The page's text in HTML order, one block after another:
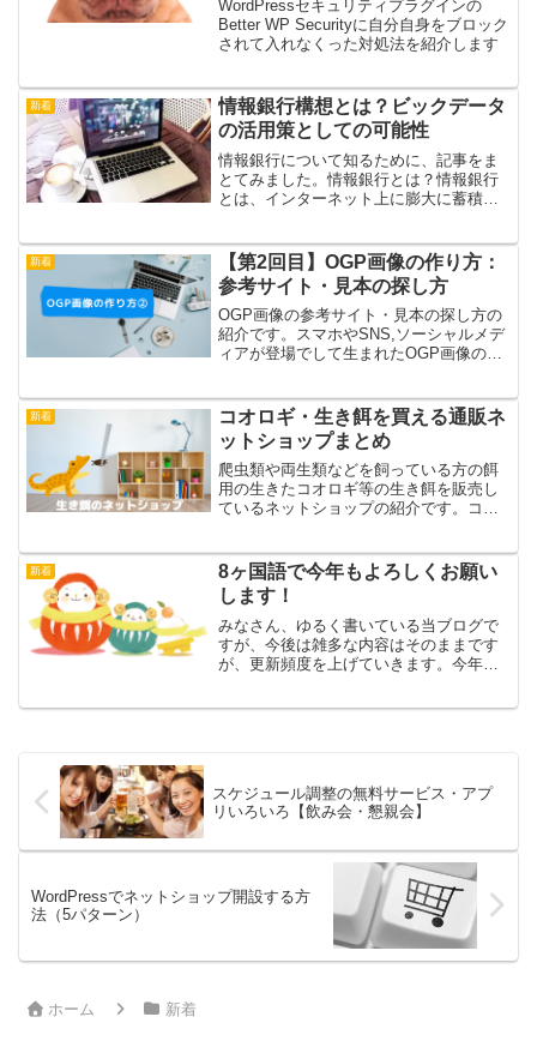
WordPressセキュリティプラグインの
Better WP Securityに自分自身をブロック
されて入れなくった対処法を紹介します
新着
情報銀行構想とは？ビックデータ
の活用策としての可能性
情報銀行について知るために、記事をま
とてみました。情報銀行とは？情報銀行
とは、インターネット上に膨大に蓄積さ
マートフォン上の移動履歴などの個人情
報を預かり、その情報を活...
新着
【第2回目】OGP画像の作り方：
参考サイト・見本の探し方
OGP画像の参考サイト・見本の探し方の
紹介です。スマホやSNS,ソーシャルメデ
ィアが登場でして生まれたOGP画像のた
画像や見本のOGP画像の探し方を紹介し
ます。
新着
コオロギ・生き餌を買える通販ネ
ットショップまとめ
爬虫類や両生類などを飼っている方の餌
用の生きたコオロギ等の生き餌を販売し
ているネットショップの紹介です。コオ
販売されていますが、今回はコオロギ多
めに紹介しています。私も...
新着
8ヶ国語で今年もよろしくお願い
します！
みなさん、ゆるく書いている当ブログで
すが、今後は雑多な内容はそのままです
が、更新頻度を上げていきます。今年も
スケジュール調整の無料サービス・アプ
リいろいろ【飲み会・懇親会】
WordPressでネットショップ開設する方
法（5パターン）
ホーム 新着